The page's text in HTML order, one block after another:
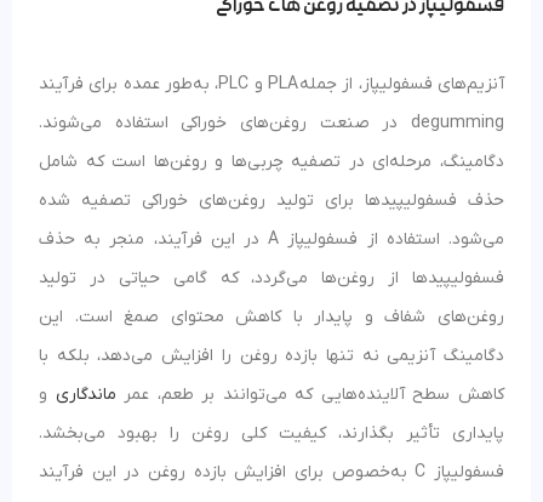
فسفولیپاز در تصفیه روغن های خوراکی
آنزیم‌های فسفولیپاز، از جمله PLA و PLC، به‌طور عمده برای فرآیند
degumming در صنعت روغن‌های خوراکی استفاده می‌شوند.
دگامینگ، مرحله‌ای در تصفیه چربی‌ها و روغن‌ها است که شامل
حذف فسفولیپیدها برای تولید روغن‌های خوراکی تصفیه شده
می‌شود. استفاده از فسفولیپاز A در این فرآیند، منجر به حذف
فسفولیپیدها از روغن‌ها می‌گردد، که گامی حیاتی در تولید
روغن‌های شفاف و پایدار با کاهش محتوای صمغ است. این
دگامینگ آنزیمی نه تنها بازده روغن را افزایش می‌دهد، بلکه با
کاهش سطح آلاینده‌هایی که می‌توانند بر طعم، عمر ماندگاری و
پایداری تأثیر بگذارند، کیفیت کلی روغن را بهبود می‌بخشد.
فسفولیپاز C به‌خصوص برای افزایش بازده روغن در این فرآیند